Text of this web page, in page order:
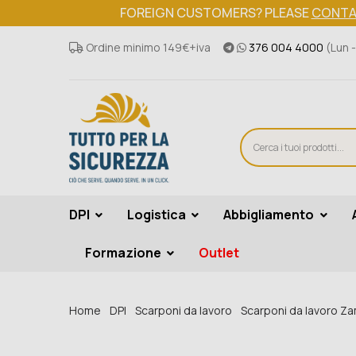
FOREIGN CUSTOMERS? PLEASE
Ordine minimo 149€+iva 376 004 4000 (Lun
DPI Logistica Abbigliamento
Formazione Outlet
Home DPI Scarponi da lavoro Scarponi da lavoro